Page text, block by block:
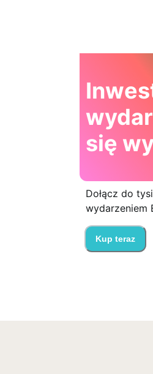
się
Dołącz do
wydarzeniem
Kup teraz